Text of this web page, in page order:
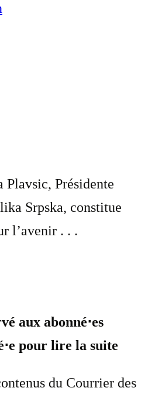
Présidente
Srpska, constitue
l’avenir . . .
aux abonné⋅es
pour lire la suite
du Courrier des